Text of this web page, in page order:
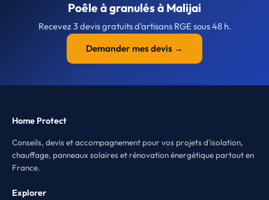
Poêle à granulés à Malijai
Recevez 3 devis gratuits d'artisans RGE sous 48 h.
Demander mes devis →
Home Protect
Conseils, devis et accompagnement pour vos projets d'isolation,
chauffage, panneaux solaires et rénovation énergétique partout en
France.
Explorer